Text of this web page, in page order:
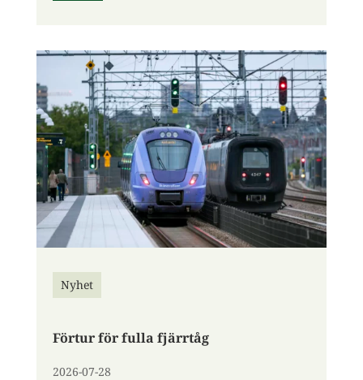
Nyhet
Förtur för fulla fjärrtåg
2026-07-28